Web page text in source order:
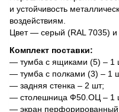
и устойчивость
воздействиям.
Цвет — серый (RAL 7035) и
Комплект поставки:
— тумба с ящиками (5) – 1
— тумба с полками (3) – 1
— задняя стенка – 2 шт;
— столешница Ф50.ОЦ – 1
— экран